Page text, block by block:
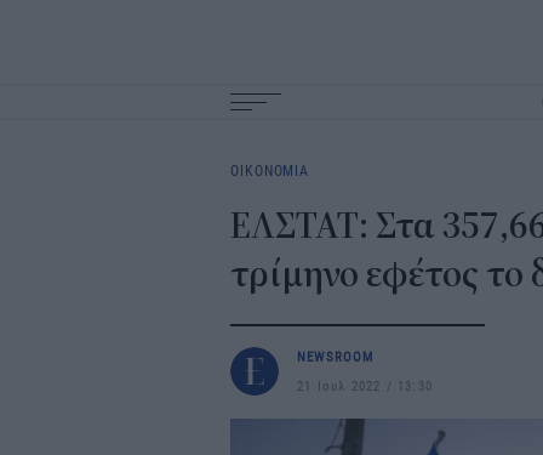
navigation
ΟΙΚΟΝΟΜΙΑ
ΕΛΣΤΑΤ: Στα
τρίμηνο εφέτος το
NEWSROOM
21 Ιουλ 2022
13:30